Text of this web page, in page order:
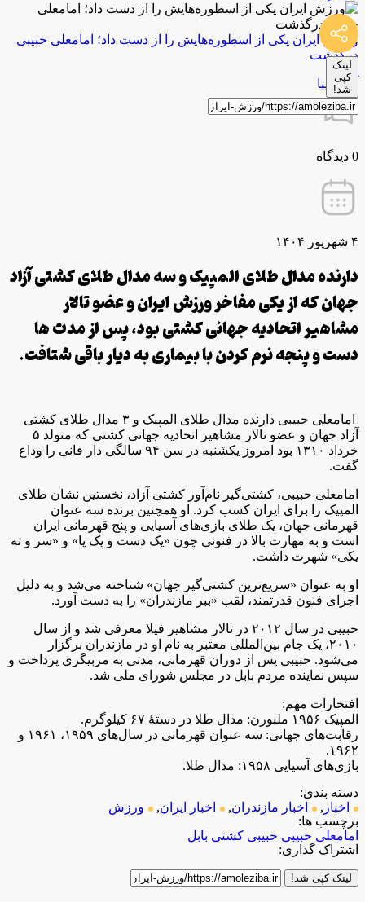
لینک
کپی
شد!
ورزش ایران یکی از اسطوره‌هایش را از دست داد؛ امامعلی حبیبی
درگذشت
توسط
آمل زیبا
0 دیدگاه
۴ شهریور ۱۴۰۴
دارنده مدال طلای المپیک و سه مدال طلای کشتی آزاد
جهان که از یکی مفاخر ورزش ایران و عضو تالار
مشاهیر اتحادیه جهانی کشتی بود، پس از مدت ها
دست و پنجه نرم کردن با بیماری به دیار باقی شتافت.
امامعلی حبیبی دارنده مدال طلای المپیک و ۳ مدال طلای کشتی
آزاد جهان و عضو تالار مشاهیر اتحادیه جهانی کشتی که متولد ۵
خرداد ۱۳۱۰ بود امروز یکشنبه در سن ۹۴ سالگی دار فانی را وداع
گفت.
امامعلی حبیبی، کشتی‌گیر نام‌آور کشتی آزاد، نخستین نشان طلای
المپیک را برای ایران کسب کرد. او همچنین برنده سه عنوان
قهرمانی جهان، یک طلای بازی‌های آسیایی و پنج قهرمانی ایران
است و به مهارت بالا در فنونی چون «یک دست و یک پا» و «سر و ته
یکی» شهرت داشت.
او به عنوان «سریع‌ترین کشتی‌گیر جهان» شناخته می‌شد و به دلیل
اجرای فنون قدرتمند، لقب «ببر مازندران» را به دست آورد.
حبیبی در سال ۲۰۱۲ در تالار مشاهیر فیلا معرفی شد و از سال
۲۰۱۰، یک جام بین‌المللی معتبر به نام او در مازندران برگزار
می‌شود. حبیبی پس از دوران قهرمانی، مدتی به مربیگری پرداخت و
سپس نماینده مردم بابل در مجلس شورای ملی شد.
افتخارات مهم:
المپیک ۱۹۵۶ ملبورن: مدال طلا در دستهٔ ۶۷ کیلوگرم.
رقابت‌های جهانی: سه عنوان قهرمانی در سال‌های ۱۹۵۹، ۱۹۶۱ و
۱۹۶۲.
بازی‌های آسیایی ۱۹۵۸: مدال طلا.
دسته بندی:
اخبار , اخبار مازندران, اخبار ایران,
ورزش
برچسب ها:
امامعلی حبیبی حبیبی کشتی بابل
اشتراک گذاری:
لینک کپی شد!